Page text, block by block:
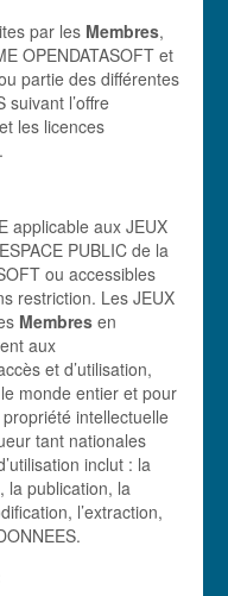
par les Membres,
OPENDATASOFT et
partie des différentes
suivant l’offre
et les licences
applicable aux JEUX
PUBLIC de la
ou accessibles
restriction. Les JEUX
Membres en
aux
et d’utilisation,
monde entier et pour
intellectuelle
tant nationales
inclut : la
la publication, la
l’extraction,